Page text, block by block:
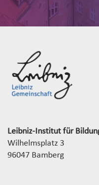
Leibniz-Institut für
Wilhelmsplatz 3
96047 Bamberg